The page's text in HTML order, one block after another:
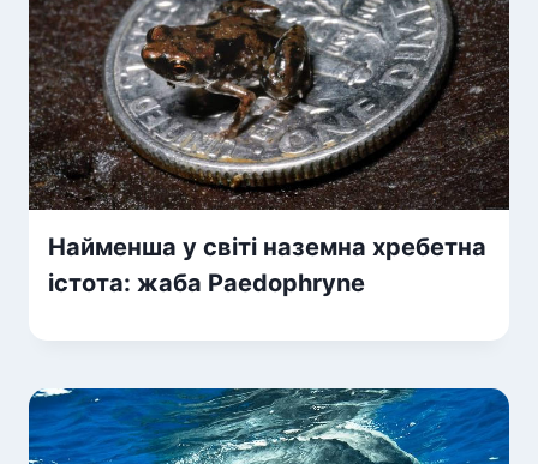
Найменша у світі наземна хребетна
істота: жаба Paedophryne